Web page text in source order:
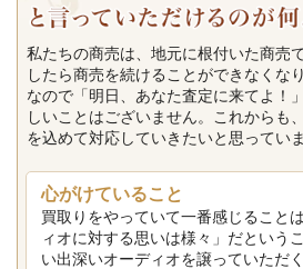
私たちの商売は、地元に根付いた商売
したら商売を続けることができなくな
なので「明日、あなた査定に来てよ！
しいことはございません。これからも
を込めて対応していきたいと思っていま
心がけていること
買取りをやっていて一番感じること
ィオに対する思いは様々」だという
い出深いオーディオを譲っていただ